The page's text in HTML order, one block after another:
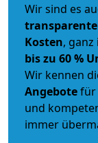
Wir sind es
Kosten, ganz
bis zu 60 %
Wir kennen
Angebotefür
und
immer